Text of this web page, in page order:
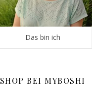
Das bin ich
SHOP BEI MYBOSHI